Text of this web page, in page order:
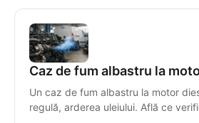
Caz de fum albastru la
Un caz de fum albastru la motor
regulă, arderea uleiului. Află ce